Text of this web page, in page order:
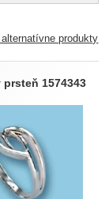
produkty
1574343